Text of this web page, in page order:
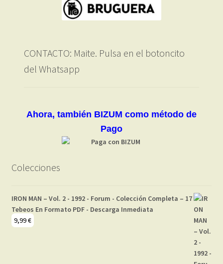
CONTACTO: Maite. Pulsa en el botoncito
del Whatsapp
Ahora, también BIZUM como método de
Pago
Colecciones
IRON MAN – Vol. 2 - 1992 - Forum - Colección Completa – 17
Tebeos En Formato PDF - Descarga Inmediata
9,99€